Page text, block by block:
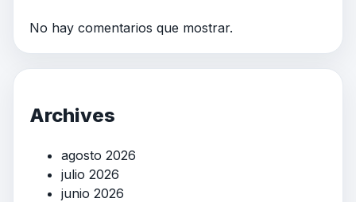
No hay comentarios que mostrar.
Archives
agosto 2026
julio 2026
junio 2026